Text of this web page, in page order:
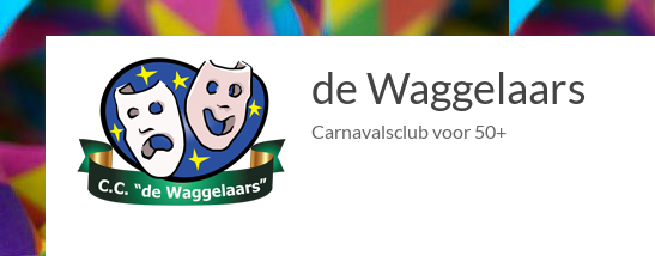
Ga
naar
inhoud
de Waggelaars
Carnavalsclub voor 50+